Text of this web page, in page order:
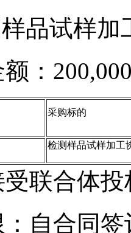
品试样加
：
采购标的
检测样品试样加工
联合体投
自合同